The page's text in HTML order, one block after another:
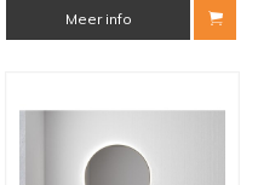
Meer info